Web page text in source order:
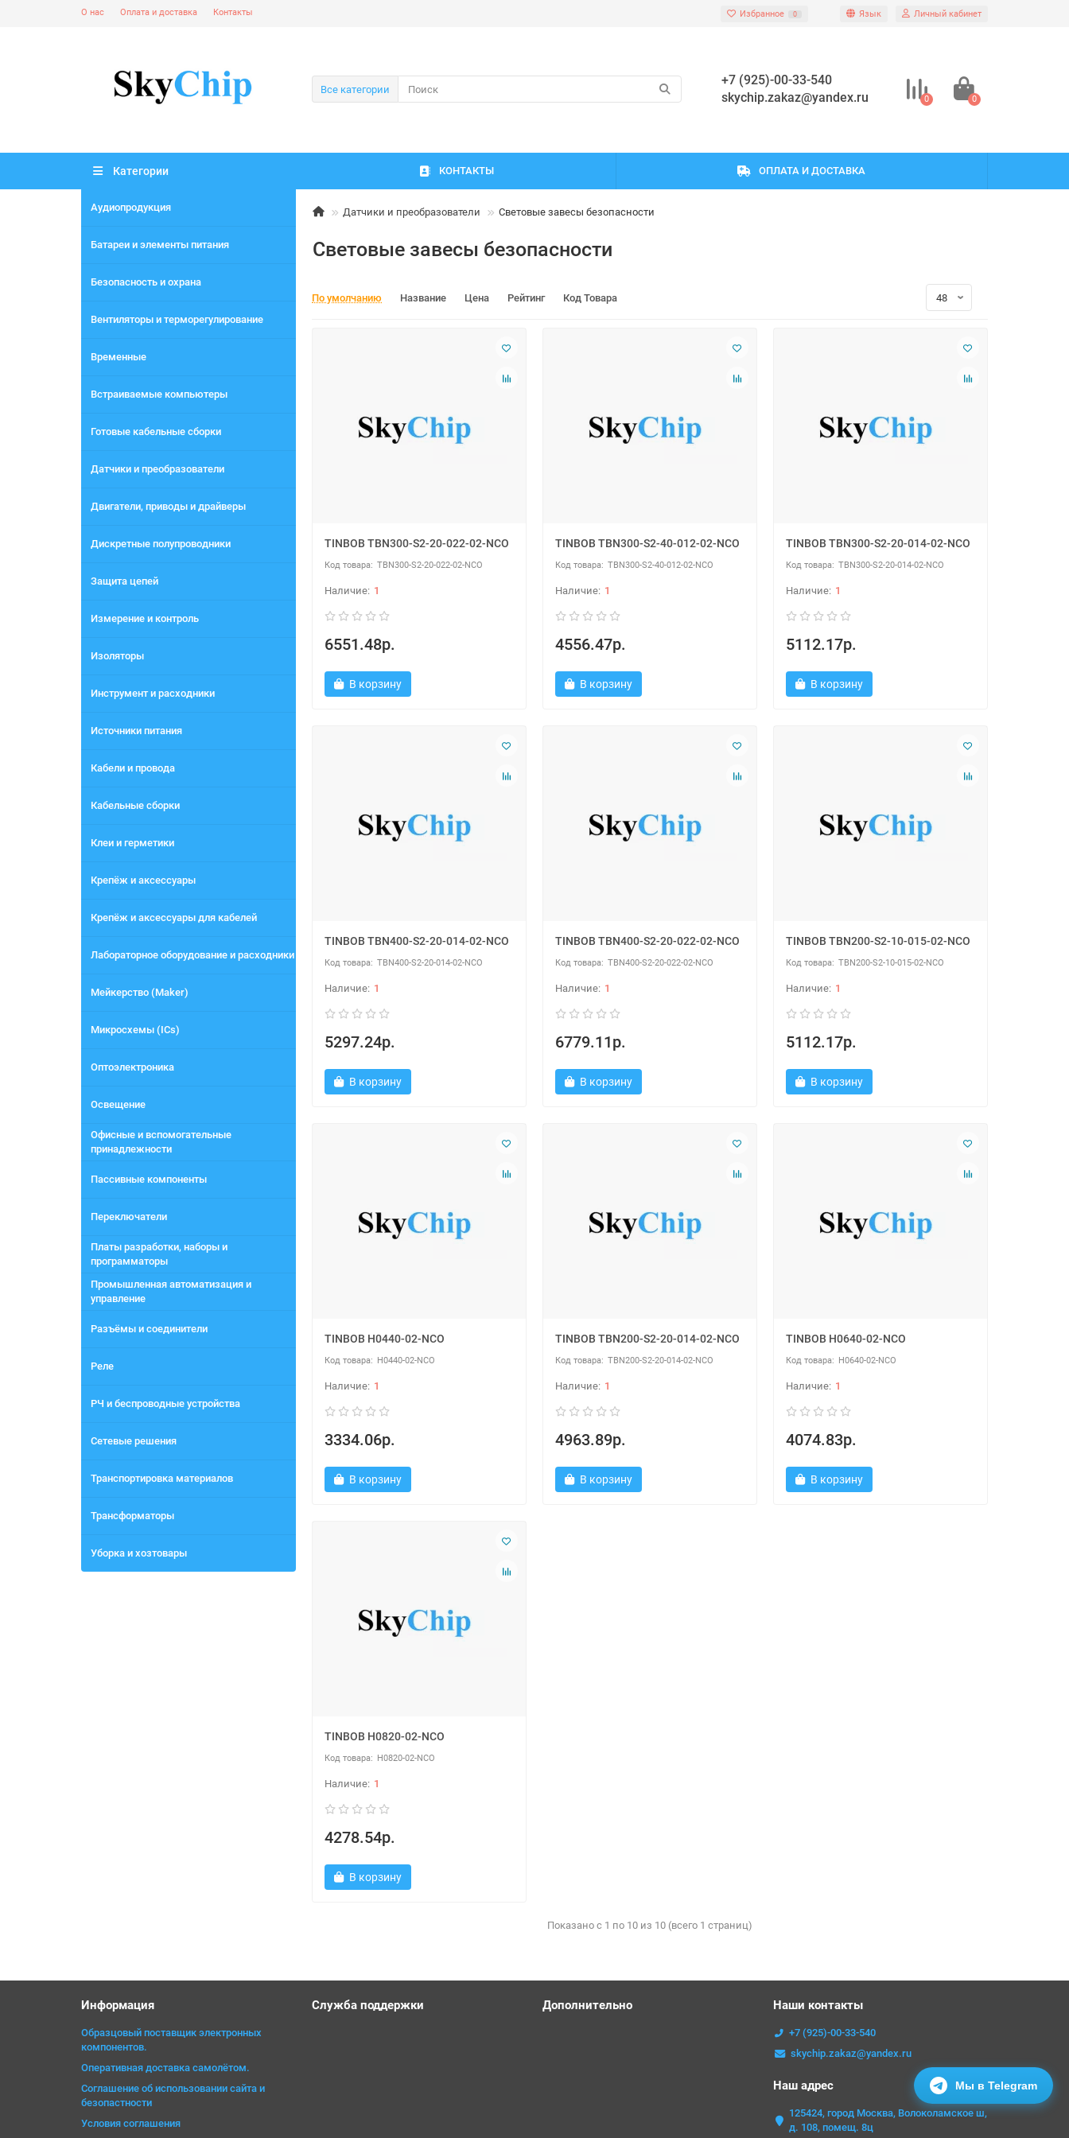
Мы в Telegram
О нас Оплата и доставка Контакты Избранное 0 Язык Личный кабинет
Все категории
+7 (925)-00-33-540
skychip.zakaz@yandex.ru
0 0
Категории
Аудиопродукция
Батареи и элементы питания
Безопасность и охрана
Вентиляторы и терморегулирование
Временные
Встраиваемые компьютеры
Готовые кабельные сборки
Датчики и преобразователи
Двигатели, приводы и драйверы
Дискретные полупроводники
Защита цепей
Измерение и контроль
Изоляторы
Инструмент и расходники
Источники питания
Кабели и провода
Кабельные сборки
Клеи и герметики
Крепёж и аксессуары
Крепёж и аксессуары для кабелей
Лабораторное оборудование и расходники
Мейкерство (Maker)
Микросхемы (ICs)
Оптоэлектроника
Освещение
Офисные и вспомогательные
принадлежности
Пассивные компоненты
Переключатели
Платы разработки, наборы и
программаторы
Промышленная автоматизация и
управление
Разъёмы и соединители
Реле
РЧ и беспроводные устройства
Сетевые решения
Транспортировка материалов
Трансформаторы
Уборка и хозтовары
КОНТАКТЫ ОПЛАТА И ДОСТАВКА
Датчики и преобразователи Световые завесы безопасности
Световые завесы безопасности
По умолчанию Название Цена Рейтинг Код Товара
TINBOB TBN300-S2-20-022-02-NCO
TBN300-S2-20-022-02-NCO
1
6551.48р.
В корзину
TINBOB TBN300-S2-40-012-02-NCO
TBN300-S2-40-012-02-NCO
1
4556.47р.
В корзину
TINBOB TBN300-S2-20-014-02-NCO
TBN300-S2-20-014-02-NCO
1
5112.17р.
В корзину
TINBOB TBN400-S2-20-014-02-NCO
TBN400-S2-20-014-02-NCO
1
5297.24р.
В корзину
TINBOB TBN400-S2-20-022-02-NCO
TBN400-S2-20-022-02-NCO
1
6779.11р.
В корзину
TINBOB TBN200-S2-10-015-02-NCO
TBN200-S2-10-015-02-NCO
1
5112.17р.
В корзину
TINBOB H0440-02-NCO
H0440-02-NCO
1
3334.06р.
В корзину
TINBOB TBN200-S2-20-014-02-NCO
TBN200-S2-20-014-02-NCO
1
4963.89р.
В корзину
TINBOB H0640-02-NCO
H0640-02-NCO
1
4074.83р.
В корзину
TINBOB H0820-02-NCO
H0820-02-NCO
1
4278.54р.
В корзину
Показано с 1 по 10 из 10 (всего 1 страниц)
Информация
Образцовый поставщик электронных
компонентов.
Оперативная доставка самолётом.
Соглашение об использовании сайта и
безопастности
Условия соглашения
Служба поддержки Дополнительно Наши контакты
+7 (925)-00-33-540
skychip.zakaz@yandex.ru
Наш адрес
125424, город Москва, Волоколамское ш,
д. 108, помещ. 8ц